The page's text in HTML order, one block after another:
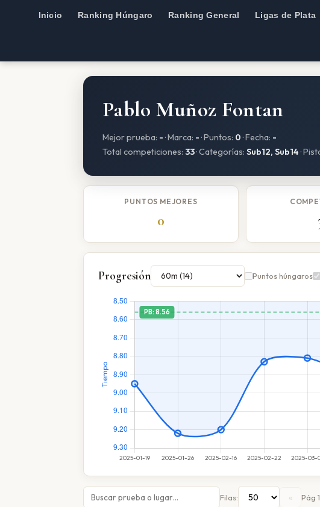
Inicio Ranking Húngaro Ranking General Ligas de Plata
Pablo Muñoz Fontan
Mejor prueba: - · Marca: - · Puntos: 0 · Fecha: -
Total competiciones: 33· Categorías: Sub12, Sub14 ·
PUNTOS MEJORES
0
Progresión Puntos húngaros
Filas: « Pág